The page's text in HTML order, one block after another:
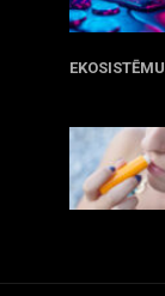
EKOSISTĒMU